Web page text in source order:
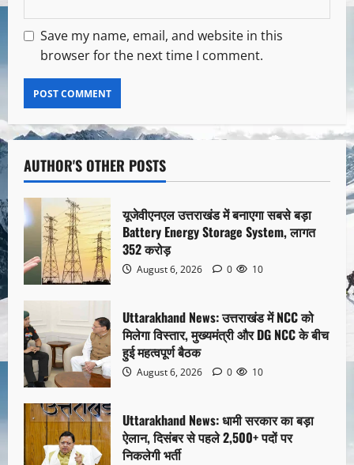
Save my name, email, and website in this
browser for the next time I comment.
AUTHOR'S OTHER POSTS
यूजेवीएनएल उत्तराखंड में बनाएगा सबसे बड़ा
Battery Energy Storage System, लागत
352 करोड़
August 6, 2026 0 10
Uttarakhand News: उत्तराखंड में NCC को
मिलेगा विस्तार, मुख्यमंत्री और DG NCC के बीच
हुई महत्वपूर्ण बैठक
August 6, 2026 0 10
Uttarakhand News: धामी सरकार का बड़ा
ऐलान, दिसंबर से पहले 2,500+ पदों पर
निकलेगी भर्ती